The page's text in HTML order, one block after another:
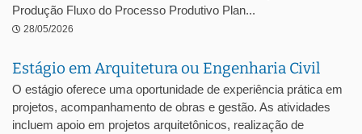
Produção Fluxo do Processo Produtivo Plan...
28/05/2026
Estágio em Arquitetura ou Engenharia Civil
O estágio oferece uma oportunidade de experiência prática em
projetos, acompanhamento de obras e gestão. As atividades
incluem apoio em projetos arquitetônicos, realização de